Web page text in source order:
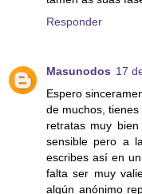
Responder
Masunodos 17
Espero
de muchos,
retratas muy
sensible pero a
escribes así en
falta ser muy
algún anónimo